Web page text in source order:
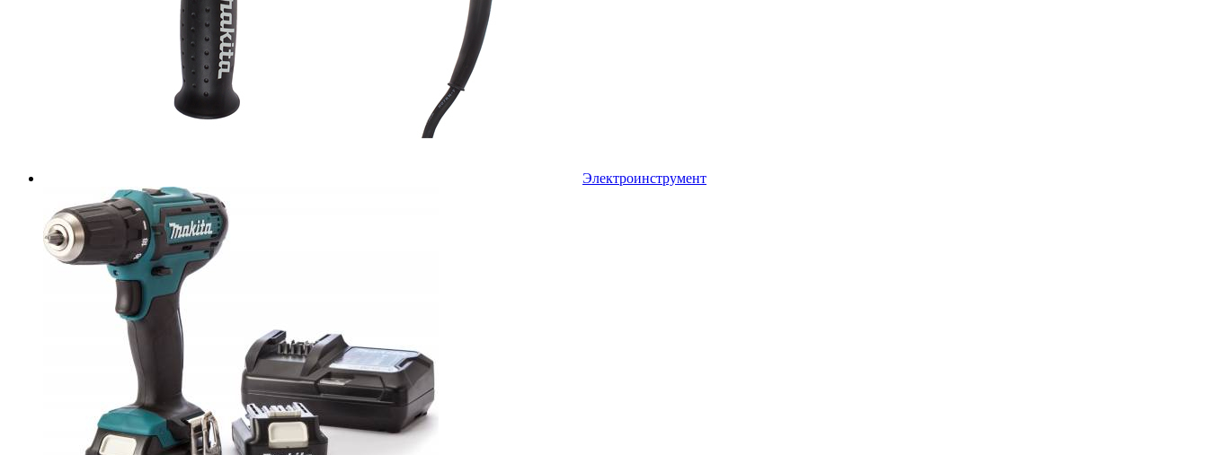
Электроинструмент